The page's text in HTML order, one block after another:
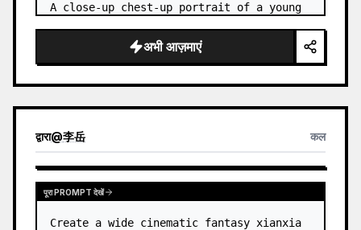
A close-up chest-up portrait of a young
leaning her cheek on one hand and
smiling with one eye closed at a wooden
अभी आज़माएं
द्वारा@李岳 कल
पूरा PROMPT देखें
Create a wide cinematic fantasy xianxia